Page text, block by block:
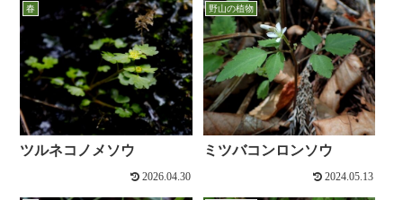
春
ツルネコノメソウ
2026.04.30
野山の植物
ミツバコンロンソウ
2024.05.13